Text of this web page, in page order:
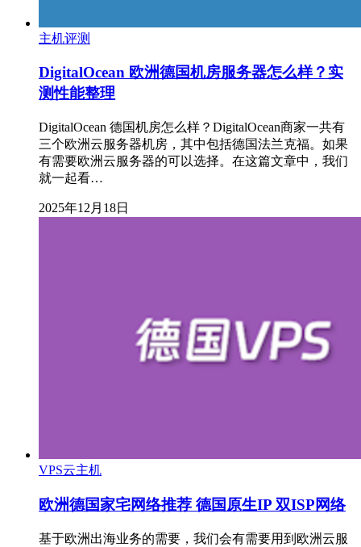
主机评测
DigitalOcean 欧洲德国机房服务器怎么样？实
测性能整理
DigitalOcean 德国机房怎么样？DigitalOcean商家一共有
三个欧洲云服务器机房，其中包括德国法兰克福。如果
有需要欧洲云服务器的可以选择。在这篇文章中，我们
就一起看…
2025年12月18日
VPS云主机
欧洲德国家宅网络推荐 德国原生IP 双ISP网络
基于欧洲出海业务的需要，我们会有需要用到欧洲云服